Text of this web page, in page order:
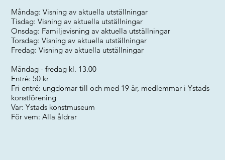
Måndag: Visning av aktuella utställningar
Tisdag: Visning av aktuella utställningar
Onsdag: Familjevisning av aktuella utställningar
Torsdag: Visning av aktuella utställningar
Fredag: Visning av aktuella utställningar
Måndag - fredag kl. 13.00
Entré: 50 kr
Fri entré: ungdomar till och med 19 år, medlemmar i Ystads
konstförening
Var: Ystads konstmuseum
För vem: Alla åldrar